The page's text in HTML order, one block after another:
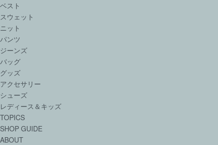
ベスト
スウェット
ニット
パンツ
ジーンズ
バッグ
グッズ
アクセサリー
シューズ
レディース＆キッズ
TOPICS
SHOP GUIDE
ABOUT